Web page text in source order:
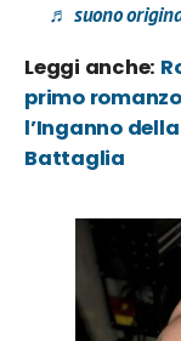
♬ suono
Leggi anche:
primo
l’Inganno
Battaglia